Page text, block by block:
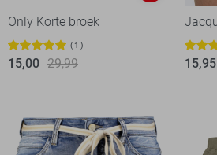
Only Korte broek
1
15,00 29,99 15,95